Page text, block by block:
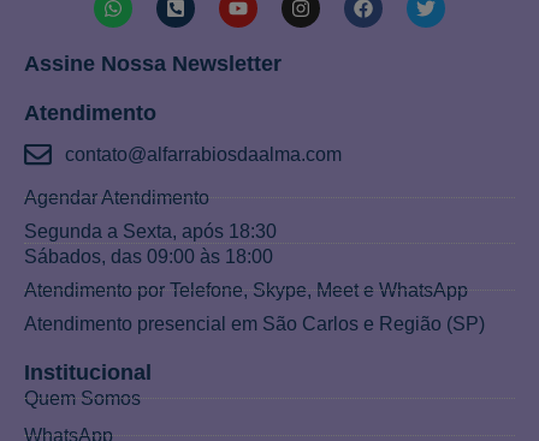
Assine Nossa Newsletter
Atendimento
contato@alfarrabiosdaalma.com
Agendar Atendimento
Segunda a Sexta, após 18:30
Sábados, das 09:00 às 18:00
Atendimento por Telefone, Skype, Meet e WhatsApp
Atendimento presencial em São Carlos e Região (SP)
Institucional
Quem Somos
WhatsApp